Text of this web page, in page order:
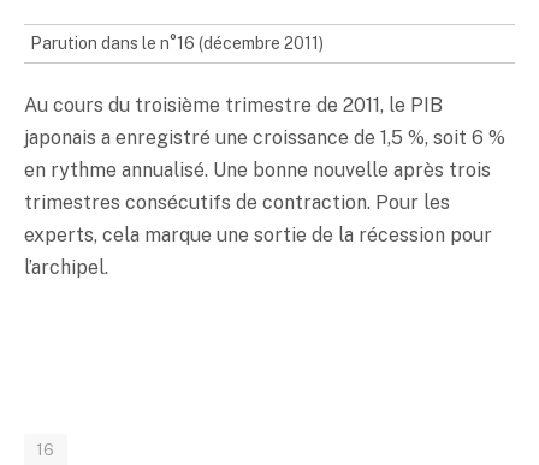
Parution dans le n°16 (décembre 2011)
Au cours du troisième trimestre de 2011, le PIB
japonais a enregistré une croissance de 1,5 %, soit 6 %
en rythme annualisé. Une bonne nouvelle après trois
trimestres consécutifs de contraction. Pour les
experts, cela marque une sortie de la récession pour
l’archipel.
16